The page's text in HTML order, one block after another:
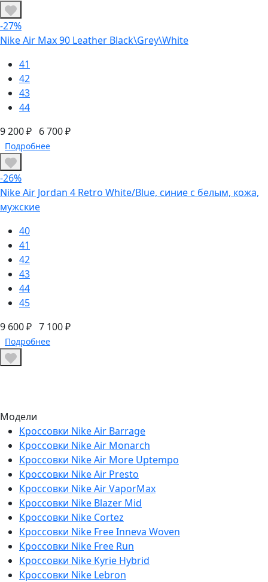
-27%
Nike Air Max 90 Leather Black\Grey\White
41
42
43
44
9 200 ₽ 6 700 ₽
Подробнее
-26%
Nike Air Jordan 4 Retro White/Blue, синие с белым, кожа,
мужские
40
41
42
43
44
45
9 600 ₽ 7 100 ₽
Подробнее
Модели
Кроссовки Nike Air Barrage
Кроссовки Nike Air Monarch
Кроссовки Nike Air More Uptempo
Кроссовки Nike Air Presto
Кроссовки Nike Air VaporMax
Кроссовки Nike Blazer Mid
Кроссовки Nike Cortez
Кроссовки Nike Free Inneva Woven
Кроссовки Nike Free Run
Кроссовки Nike Kyrie Hybrid
Кроссовки Nike Lebron